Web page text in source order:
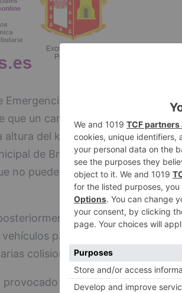
Emergencias Castilla y León 112
que un camión ha volcado y ha
altura del kilómetro 42 de la AP-1,
de Briviesca (Burgos). Los
no puede salir del vehículo, y
numerosas
parados tras el accidente,
colisiones por alcance, en las
provocado la colisión de varios